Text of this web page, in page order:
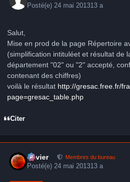
Posté(e)24 mai 201313 a
Salut,
Mise en prod de la page Répertoire
(simplification intituléet et résultat de
département "02" ou "2" accepté,
contenant des chiffres)
voilà le résultat http://gresac.free.fr/
page=gresac_table.php
Citer
Xavier Membres du bureau
Posté(e)24 mai 201313 a